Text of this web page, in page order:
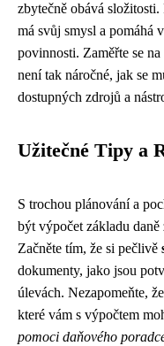
zbytečně obává
má svůj smysl a pomáhá
povinnosti. Zaměřte se
není tak náročné, jak se
dostupných zdrojů a
Užitečné Tipy a
S trochou plánování a
být výpočet základu
Začněte tím, že si pečlivě
dokumenty, jako jsou
úlevách. Nezapomeňte,
které vám s výpočtem
pomoci daňového